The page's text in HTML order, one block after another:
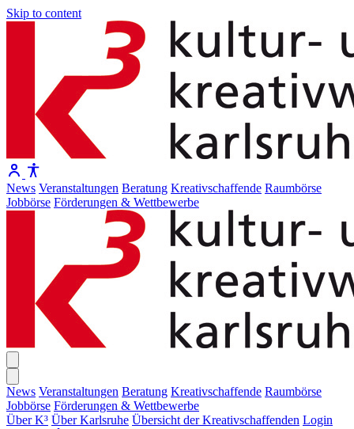
Skip to content
News Veranstaltungen Beratung Kreativschaffende Raumbörse
Jobbörse Förderungen & Wettbewerbe
News Veranstaltungen Beratung Kreativschaffende Raumbörse
Jobbörse Förderungen & Wettbewerbe
Über K³ Über Karlsruhe Übersicht der Kreativschaffenden Login